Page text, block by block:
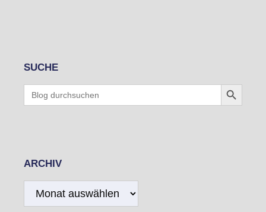
SUCHE
Search
for:
Search Button
ARCHIV
Archiv